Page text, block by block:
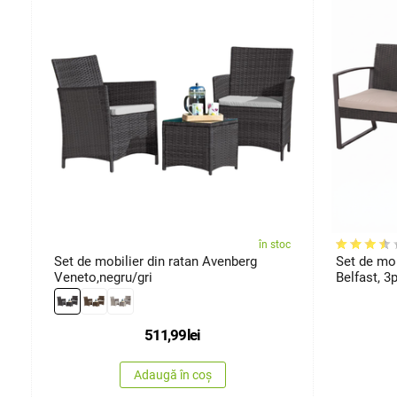
în stoc
Set de mobilier din ratan Avenberg
Veneto,negru/gri
511,99lei
Adaugă în coș
Set de
Belfast,